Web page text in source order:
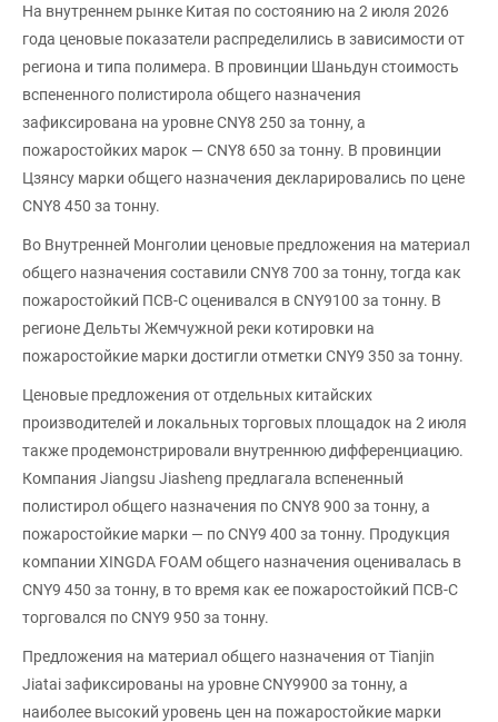
На внутреннем рынке Китая по состоянию на 2 июля 2026
года ценовые показатели распределились в зависимости от
региона и типа полимера. В провинции Шаньдун стоимость
вспененного полистирола общего назначения
зафиксирована на уровне CNY8 250 за тонну, а
пожаростойких марок — CNY8 650 за тонну. В провинции
Цзянсу марки общего назначения декларировались по цене
CNY8 450 за тонну.
Во Внутренней Монголии ценовые предложения на материал
общего назначения составили CNY8 700 за тонну, тогда как
пожаростойкий ПСВ-С оценивался в CNY9100 за тонну. В
регионе Дельты Жемчужной реки котировки на
пожаростойкие марки достигли отметки CNY9 350 за тонну.
Ценовые предложения от отдельных китайских
производителей и локальных торговых площадок на 2 июля
также продемонстрировали внутреннюю дифференциацию.
Компания Jiangsu Jiasheng предлагала вспененный
полистирол общего назначения по CNY8 900 за тонну, а
пожаростойкие марки — по CNY9 400 за тонну. Продукция
компании XINGDA FOAM общего назначения оценивалась в
CNY9 450 за тонну, в то время как ее пожаростойкий ПСВ-С
торговался по CNY9 950 за тонну.
Предложения на материал общего назначения от Tianjin
Jiatai зафиксированы на уровне CNY9900 за тонну, а
наиболее высокий уровень цен на пожаростойкие марки